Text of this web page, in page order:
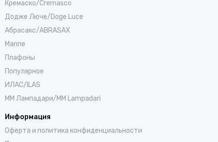
Кремаско/Cremasco
Додже Люче/Doge Luce
Абрасакс/ABRASAX
Manne
Плафоны
Популярное
ИЛАС/ILAS
ММ Лампадари/MM Lampadari
Информация
Оферта и политика конфиденциальности